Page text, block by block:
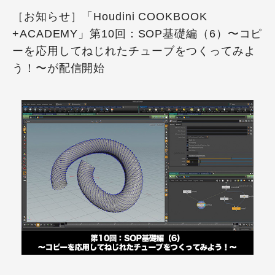
［お知らせ］「Houdini COOKBOOK
+ACADEMY」第10回：SOP基礎編（6）〜コピ
ーを応用してねじれたチューブをつくってみよ
う！〜が配信開始